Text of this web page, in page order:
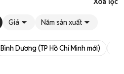
Giá Năm sản xuất
Bình Dương (TP Hồ Chí Minh mới)